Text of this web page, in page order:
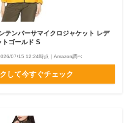
テンバーサマイクロジャケット レデ
トゴールド S
07/15 12:24時点｜Amazon調べ
して今すぐチェック